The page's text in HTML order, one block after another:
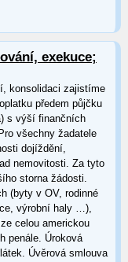
exekuce;
konsolidaci zajistíme
předem půjčku
s výší finančních
všechny žadatele
dojíždění,
nemovitosti. Za tyto
storna žádosti.
(byty v OV, rodinné
výrobní haly …),
celou americkou
penále. Úroková
Úvěrová smlouva